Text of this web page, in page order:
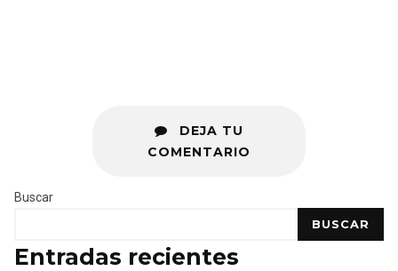
DEJA TU
COMENTARIO
Buscar
BUSCAR
Entradas recientes